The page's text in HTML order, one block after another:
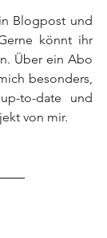
Blogpost und
könnt ihr
Über ein Abo
besonders,
to-date und
von mir.